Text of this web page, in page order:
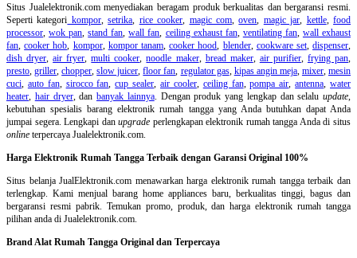
Situs Jualelektronik.com menyediakan beragam produk berkualitas dan bergaransi resmi.
Seperti kategori kompor,setrika, rice cooker, magic com,oven, magic jar, kettle,food
processor,wok pan,stand fan,wall fan, ceiling exhaust fan, ventilating fan, wall exhaust
fan,cooker hob, kompor, kompor tanam,cooker hood, blender, cookware set,dispenser,
dish dryer,air fryer,multi cooker,noodle maker, bread maker, air purifier, frying pan,
presto,griller,chopper,slow juicer,floor fan, regulator gas, kipas angin meja, mixer,mesin
cuci, auto fan, sirocco fan,cup sealer,air cooler, ceiling fan,pompa air,antenna,water
heater, hair dryer, dan banyak lainnya. Dengan produk yang lengkap dan selalu update,
kebutuhan spesialis barang elektronik rumah tangga yang Anda butuhkan dapat Anda
jumpai segera. Lengkapi danupgrade perlengkapan elektronik rumah tangga Anda di situs
online terpercaya Jualelektronik.com.
Harga Elektronik Rumah Tangga Terbaik dengan Garansi Original 100%
Situs belanjaJualElektronik.com menawarkan harga elektronik rumah tangga terbaik dan
terlengkap. Kami menjual barang home appliances baru, berkualitas tinggi, bagus dan
bergaransi resmi pabrik. Temukan promo, produk, dan harga elektronik rumah tangga
pilihan anda di Jualelektronik.com.
Brand Alat Rumah Tangga Original dan Terpercaya